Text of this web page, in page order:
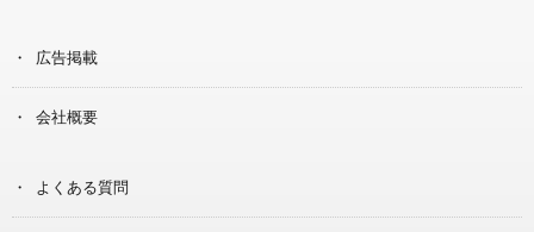
広告掲載
会社概要
よくある質問